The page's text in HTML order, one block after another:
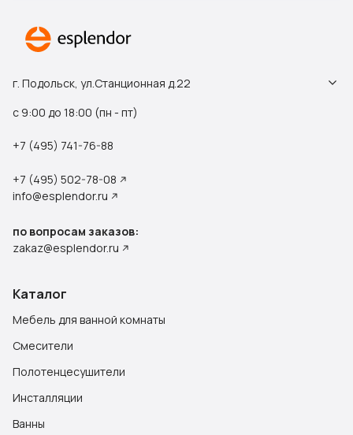
г. Подольск, ул.Станционная д.22
с 9:00 до 18:00 (пн - пт)
+7 (495) 741-76-88
+7 (495) 502-78-08
info@esplendor.ru
по вопросам заказов:
zakaz@esplendor.ru
Каталог
Мебель для ванной комнаты
Смесители
Полотенцесушители
Инсталляции
Ванны